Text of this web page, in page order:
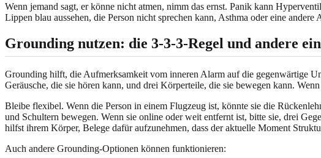
Wenn jemand sagt, er könne nicht atmen, nimm das ernst. Panik kann
Lippen blau aussehen, die Person nicht sprechen kann, Asthma oder eine
Grounding nutzen: die 3-3-3-Regel und andere
Grounding hilft, die Aufmerksamkeit vom inneren Alarm auf die gegenwärtige
Geräusche, die sie hören kann, und drei Körperteile, die sie bewegen kann.
Bleibe flexibel. Wenn die Person in einem Flugzeug ist, könnte sie die
und Schultern bewegen. Wenn sie online oder weit entfernt ist, bitte sie, drei
hilfst ihrem Körper, Belege dafür aufzunehmen, dass der aktuelle Moment
Auch andere Grounding-Optionen können funktionieren: